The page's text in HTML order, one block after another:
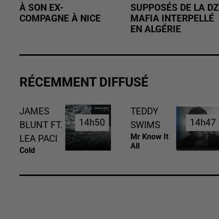
À SON EX-
COMPAGNE À NICE
SUPPOSÉS DE LA DZ
MAFIA INTERPELLÉ
EN ALGÉRIE
RÉCEMMENT DIFFUSÉ
JAMES
BLUNT FT.
LEA PACI
Cold
14h50
14h50
TEDDY
SWIMS
Mr Know It
All
14h47
14h47